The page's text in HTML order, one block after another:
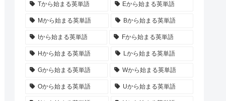
Tから始まる英単語 Eから始まる英単語
Mから始まる英単語 Bから始まる英単語
Iから始まる英単語 Fから始まる英単語
Hから始まる英単語 Lから始まる英単語
Gから始まる英単語 Wから始まる英単語
Oから始まる英単語 Uから始まる英単語